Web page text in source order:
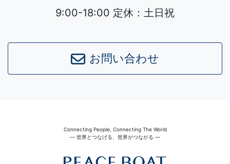
9:00-18:00 定休：土日祝
お問い合わせ
Connecting People, Connecting The World
― 世界とつなげる、世界がつながる ―